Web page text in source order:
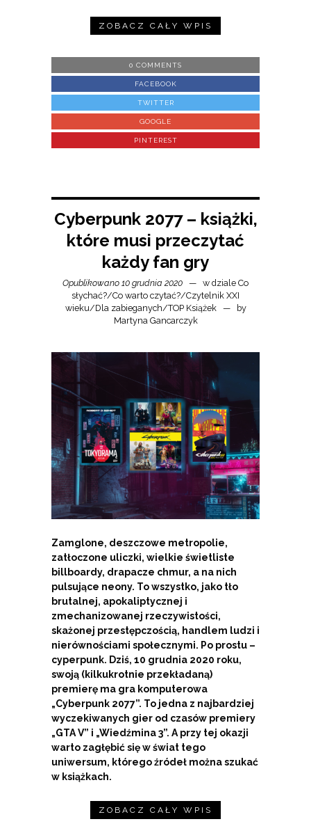
ZOBACZ CAŁY WPIS
0 COMMENTS
FACEBOOK
TWITTER
GOOGLE
PINTEREST
Cyberpunk 2077 – książki,
które musi przeczytać
każdy fan gry
Opublikowano 10 grudnia 2020 w dziale Co
słychać?/Co warto czytać?/Czytelnik XXI
wieku/Dla zabieganych/TOP Książek
by
Martyna Gancarczyk
Zamglone, deszczowe metropolie,
zatłoczone uliczki, wielkie świetliste
billboardy, drapacze chmur, a na nich
pulsujące neony. To wszystko, jako tło
brutalnej, apokaliptycznej i
zmechanizowanej rzeczywistości,
skażonej przestępczością, handlem ludzi i
nierównościami społecznymi. Po prostu –
cyperpunk. Dziś, 10 grudnia 2020 roku,
swoją (kilkukrotnie przekładaną)
premierę ma gra komputerowa
„Cyberpunk 2077”. To jedna z najbardziej
wyczekiwanych gier od czasów premiery
„GTA V” i „Wiedźmina 3”. A przy tej okazji
warto zagłębić się w świat tego
uniwersum, którego źródeł można szukać
w książkach.
ZOBACZ CAŁY WPIS